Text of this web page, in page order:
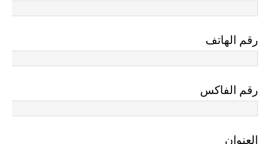
رقم الهاتف
رقم الفاكس
العنوان